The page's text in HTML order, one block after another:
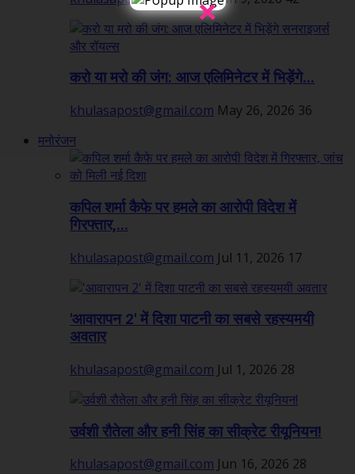
करो या मरो की जंग: आज एलिमिनेटर में भिड़ेंगे...
khulasapost@gmail.com May 26, 2026 36
मनोरंजन
कपिल शर्मा कैफे पर हमले का आरोपी विदेश में
गिरफ्तार,...
khulasapost@gmail.com Jul 11, 2026 17
'आवारापन 2' में दिशा पाटनी का सबसे रहस्यमयी
अवतार
khulasapost@gmail.com Jul 1, 2026 28
उर्वशी रौतेला और हनी सिंह का सीक्रेट रीयूनियन!
khulasapost@gmail.com Jun 16, 2026 28
×